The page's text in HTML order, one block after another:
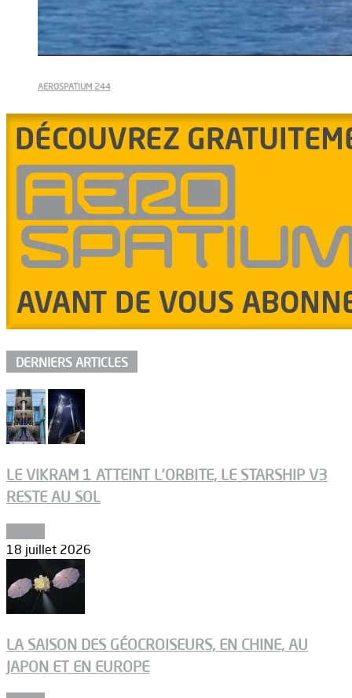
AEROSPATIUM 244
DERNIERS ARTICLES
LE VIKRAM 1 ATTEINT L’ORBITE, LE STARSHIP V3
RESTE AU SOL
18 juillet 2026
LA SAISON DES GÉOCROISEURS, EN CHINE, AU
JAPON ET EN EUROPE